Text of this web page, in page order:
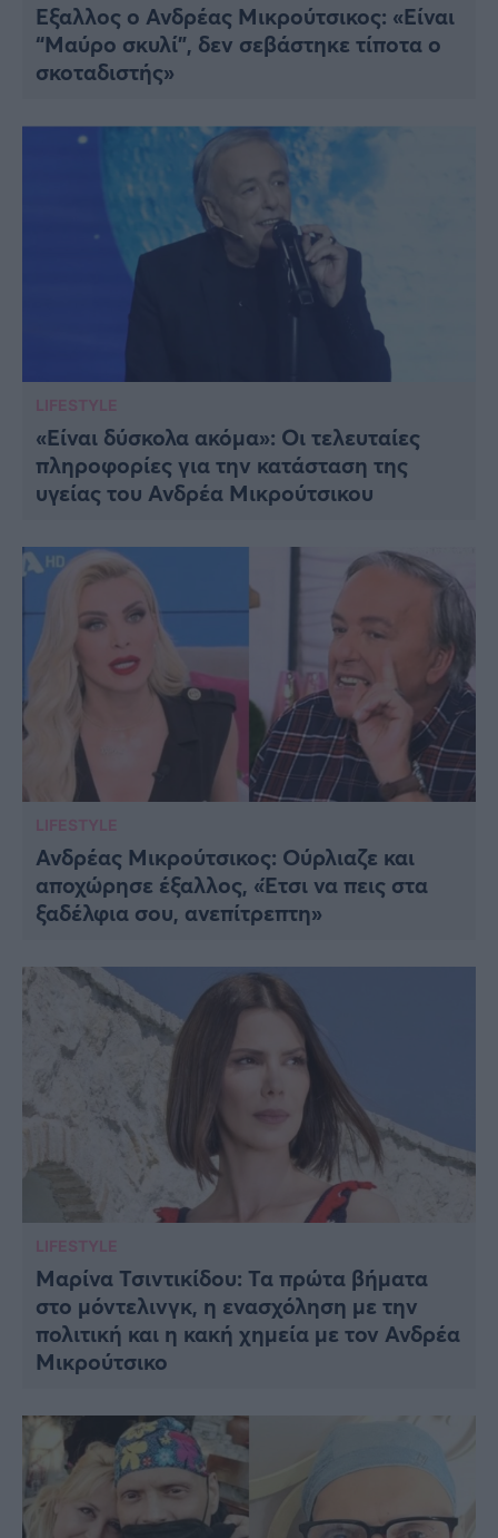
Έξαλλος ο Ανδρέας Μικρούτσικος: «Είναι
“Μαύρο σκυλί”, δεν σεβάστηκε τίποτα ο
σκοταδιστής»
LIFESTYLE
«Είναι δύσκολα ακόμα»: Οι τελευταίες
πληροφορίες για την κατάσταση της
υγείας του Ανδρέα Μικρούτσικου
LIFESTYLE
Ανδρέας Μικρούτσικος: Oύρλιαζε και
αποχώρησε έξαλλος, «Έτσι να πεις στα
ξαδέλφια σου, ανεπίτρεπτη»
LIFESTYLE
Μαρίνα Τσιντικίδου: Τα πρώτα βήματα
στο μόντελινγκ, η ενασχόληση με την
πολιτική και η κακή χημεία με τον Ανδρέα
Μικρούτσικο